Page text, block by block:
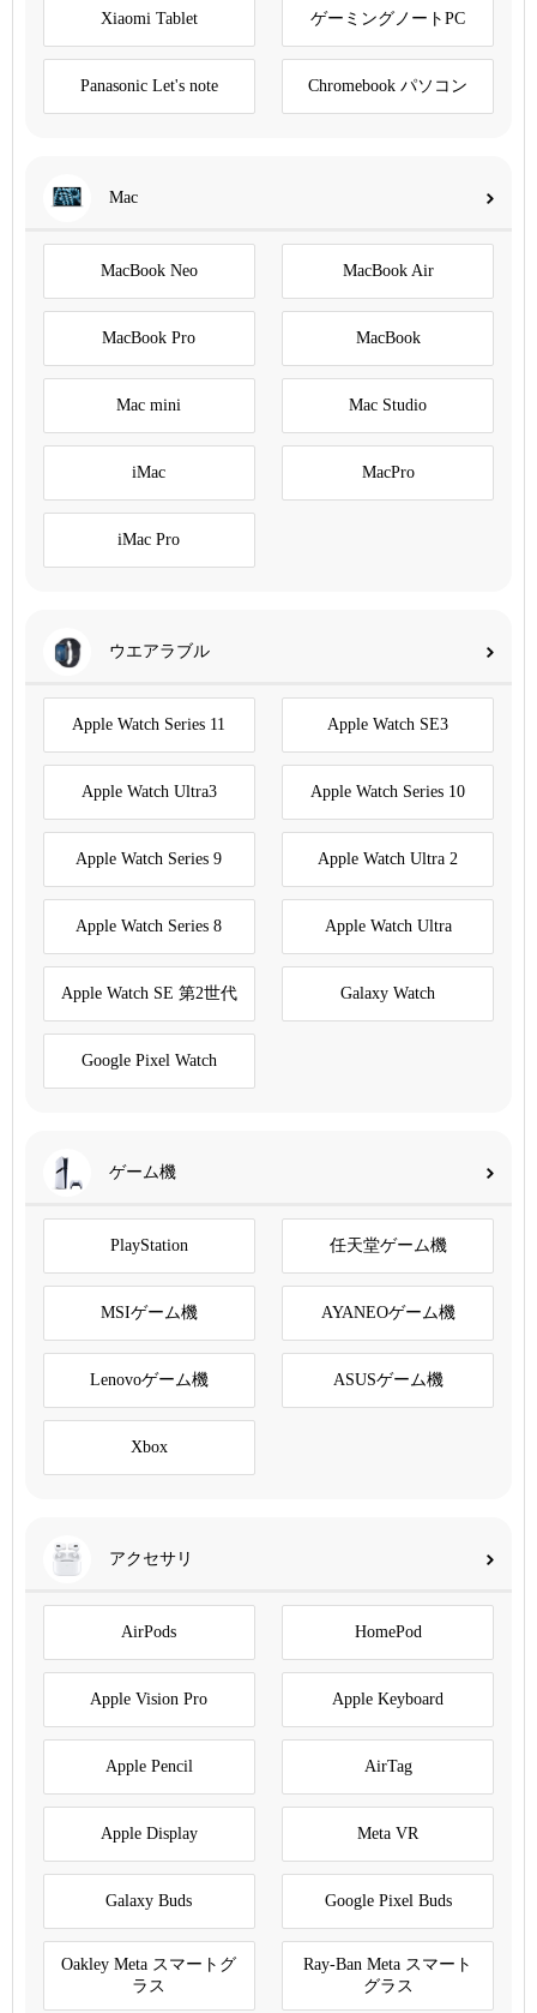
Xiaomi Tablet ゲーミングノートPC
Panasonic Let's note Chromebook パソコン
Mac
MacBook Neo MacBook Air
MacBook Pro MacBook
Mac mini Mac Studio
iMac MacPro
iMac Pro
ウエアラブル
Apple Watch Series 11 Apple Watch SE3
Apple Watch Ultra3 Apple Watch Series 10
Apple Watch Series 9 Apple Watch Ultra 2
Apple Watch Series 8 Apple Watch Ultra
Apple Watch SE 第2世代 Galaxy Watch
Google Pixel Watch
ゲーム機
PlayStation 任天堂ゲーム機
MSIゲーム機 AYANEOゲーム機
Lenovoゲーム機 ASUSゲーム機
Xbox
アクセサリ
AirPods HomePod
Apple Vision Pro Apple Keyboard
Apple Pencil AirTag
Apple Display Meta VR
Galaxy Buds Google Pixel Buds
Oakley Meta スマートグ
ラス
Ray-Ban Meta スマート
グラス